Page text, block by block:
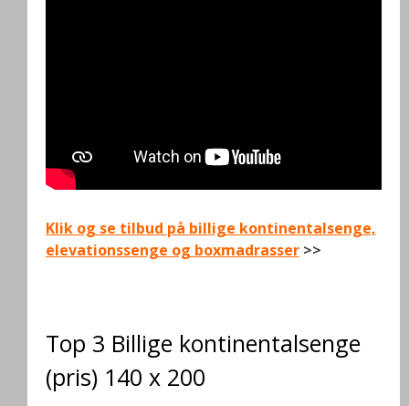
Klik og se tilbud på billige kontinentalsenge,
elevationssenge og boxmadrasser >>
Top 3 Billige kontinentalsenge
(pris) 140 x 200